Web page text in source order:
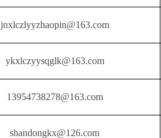
jnxlczlyyzhaopin@163.com
ykxlczyysqglk@163.com
13954738278@163.com
shandongkx@126.com